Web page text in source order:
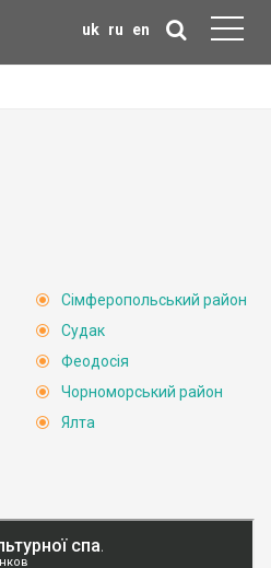
uk ru en
Сімферопольський район
Судак
Феодосія
Чорноморський район
Ялта